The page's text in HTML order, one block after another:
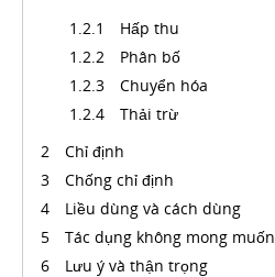
Hấp thu
Phân bố
Chuyển hóa
Thải trừ
Chỉ định
Chống chỉ định
Liều dùng và cách dùng
Tác dụng không mong muốn
Lưu ý và thận trọng